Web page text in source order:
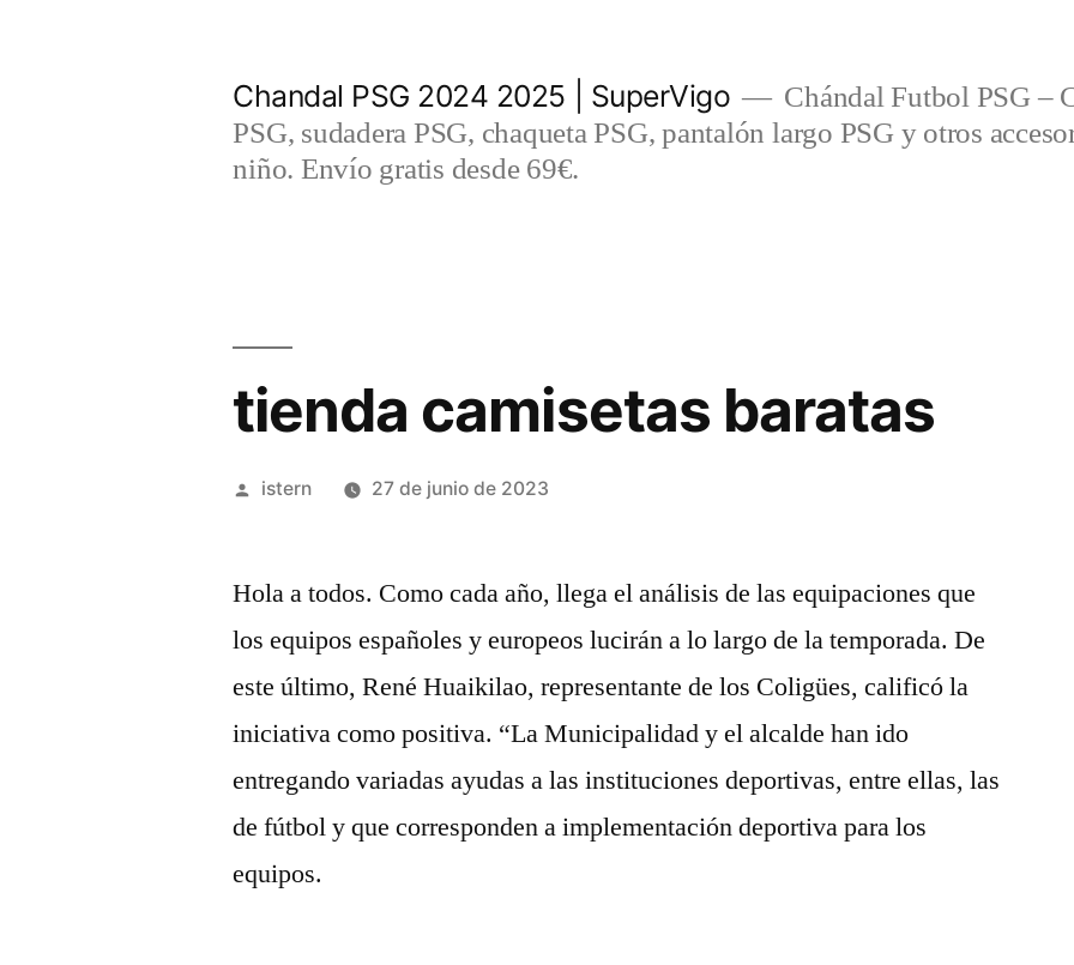
Chandal PSG 2024 2025 | SuperVigo
Chándal Futbol PSG –
PSG, sudadera PSG, chaqueta PSG, pantalón largo PSG y otros
niño. Envío gratis desde 69€.
tienda camisetas baratas
Publicado
istern 27 de junio de 2023
Hola a todos. Como cada año, llega el análisis de las equipaciones que
los equipos españoles y europeos lucirán a lo largo de la temporada. De
este último, René Huaikilao, representante de los Coligües, calificó la
iniciativa como positiva. “La Municipalidad y el alcalde han ido
entregando variadas ayudas a las instituciones deportivas, entre ellas, las
de fútbol y que corresponden a implementación deportiva para los
equipos.